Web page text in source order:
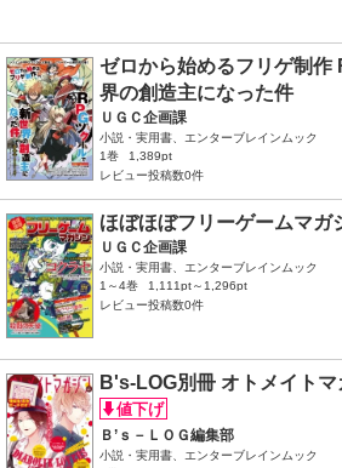
ゼロから始めるフリゲ制作
界の創造主になった件
ＵＧＣ企画課
小説・実用書、エンターブレインムック
1巻
1,389pt
レビュー投稿数0件
ほぼほぼフリーゲームマガ
ＵＧＣ企画課
小説・実用書、エンターブレインムック
1～4巻
1,111pt～1,296pt
レビュー投稿数0件
B's-LOG別冊 オトメイト
Ｂ’ｓ－ＬＯＧ編集部
小説・実用書、エンターブレインムック